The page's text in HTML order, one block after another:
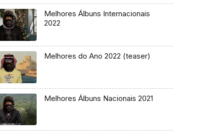
Melhores Álbuns Internacionais
2022
Melhores do Ano 2022 (teaser)
Melhores Álbuns Nacionais 2021